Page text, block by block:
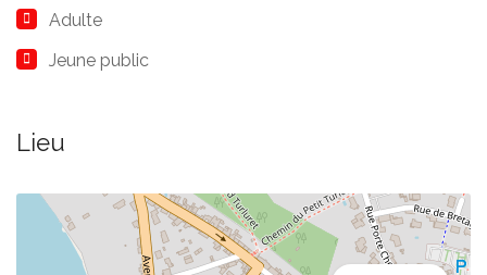
Adulte
Jeune public
Lieu